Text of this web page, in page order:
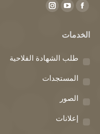
Find us on:
Facebook
opens
new
window
YouTube
opens
new
window
Instagram
new
window
الخدمات
طلب الشهادة الفلاحية
المستجدات
الصور
إعلانات